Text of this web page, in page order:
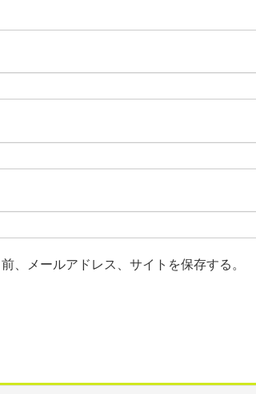
、メールアドレス、サイトを保存する。